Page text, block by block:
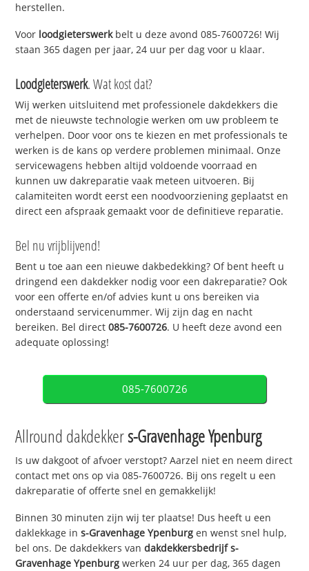
herstellen.
Voor loodgieterswerkbelt u deze avond 085-7600726! Wij
staan 365 dagen per jaar, 24 uur per dag voor u klaar.
Loodgieterswerk. Wat kost dat?
Wij werken uitsluitend met professionele dakdekkers die
met de nieuwste technologie werken om uw probleem te
verhelpen. Door voor ons te kiezen en met professionals te
werken is de kans op verdere problemen minimaal. Onze
servicewagens hebben altijd voldoende voorraad en
kunnen uw dakreparatie vaak meteen uitvoeren. Bij
calamiteiten wordt eerst een noodvoorziening geplaatst en
direct een afspraak gemaakt voor de definitieve reparatie.
Bel nu vrijblijvend!
Bent u toe aan een nieuwe dakbedekking? Of bent heeft u
dringend een dakdekker nodig voor een dakreparatie? Ook
voor een offerte en/of advies kunt u ons bereiken via
onderstaand servicenummer. Wij zijn dag en nacht
bereiken. Bel direct085-7600726. U heeft deze avond een
adequate oplossing!
085-7600726
Allround dakdekkers-Gravenhage Ypenburg
Is uw dakgoot of afvoer verstopt? Aarzel niet en neem direct
contact met ons op via 085-7600726. Bij ons regelt u een
dakreparatie of offerte snel en gemakkelijk!
Binnen 30 minuten zijn wij ter plaatse! Dus heeft u een
daklekkage ins-Gravenhage Ypenburg en wenst snel hulp,
bel ons. De dakdekkers vandakdekkersbedrijfs-
Gravenhage Ypenburg werken 24 uur per dag, 365 dagen